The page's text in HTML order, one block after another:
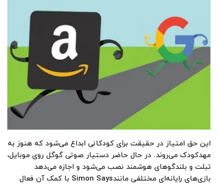
این حق امتیاز در حقیقت برای کودکانی ابداع می‌شود که هنوز به
مهدکودک می‌روند. در حال حاضر دستیار صوتی گوگل روی موبایل،
تبلت و بلندگوهای هوشمند نصب می‌شود و اجازه می‌دهد
بازی‌های رایانه‌ای مختلفی مانندSimon Says با کمک آن فعال